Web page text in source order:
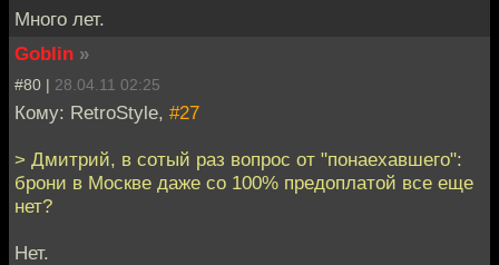
Много лет.
Goblin »
#80 | 28.04.11 02:25
Кому: RetroStyle, #27
> Дмитрий, в сотый раз вопрос от "понаехавшего":
брони в Москве даже со 100% предоплатой все еще
нет?
Нет.